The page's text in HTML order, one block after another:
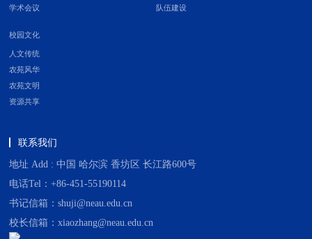
学术会议
队伍建设
校园文化
人文传统
农苑风华
农苑文明
资源共享
联系我们
地址 Add : 中国 哈尔滨 香坊区 长江路600号
电话Tel：+86-451-55190114
书记信箱：shuji@neau.edu.cn
校长信箱：xiaozhang@neau.edu.cn